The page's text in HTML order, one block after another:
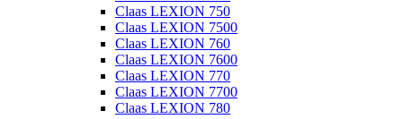
Claas LEXION 750
Claas LEXION 7500
Claas LEXION 760
Claas LEXION 7600
Claas LEXION 770
Claas LEXION 7700
Claas LEXION 780